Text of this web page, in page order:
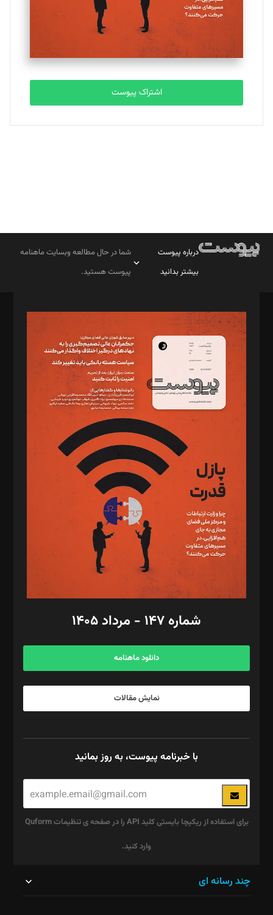
تحریریه
مصطفی مسجدی آرانی
تحریریه
بابک نقاش
تحریریه
اشتراک پیوست
درباره پیوست
بیشتر بدانید
شما در حال مطالعه وبسایت ماهنامه
پیوست هستید.
مدیر مسئول: محمدباقر اثنی‌عشری
سردبیر: مهرک محمودی
دبیر تحریریه: میثم قاسمی
د‌بیر ناداستان: سمانه سمیع
د‌بیر خدمت و تجارت: ابوالفضل رجبی
د‌بیر حقوق فناوری: حسام‌الدین ایپکچی
د‌بیر پیوست جهان: مینا پاکدل
د‌بیر تحریریه آنلاین: بابک نقاش
تحریریه‌: مجتبی محمود‌ی، آرش برهمند، یسنا امان‌پور، سروش کرمیان،
مصطفی مسجدی آرانی، ابوالفضل رجبی، زهرا فکرانه، فائزه فتحی
رستمی،مصطفی باستان
ویرایش: نگار استاد‌‌آقا
طراح یونیفرم: مجید توکلی
فیلمبرداری و عکاسی: امیر شفیعی، مانی لطفی زاده
گرافیک و صفحه‌آرایی: سید‌سبحان‌علی ثابت
مد‌یر توسعه تجاری: کامبیز برید‌
امور مالی: شاپور رهبری، محمد‌ کاظمی‌نیا
آگهی و مشترکین: ۰۹۱۹۹۹۹۰۴۵۴
شماره ۱۴۷ - مرداد ۱۴۰۵
دانلود ماهنامه
نمایش مقالات
با خبرنامه پیوست، به روز بمانید
برای استفاده از ریکپچا بایستی کلید API را در صفحه ی تنظیمات Quform
وارد کنید.
چند رسانه ای